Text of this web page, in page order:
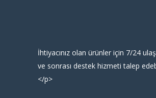
İhtiyacınız olan ürünler için 7/24
ve sonrası destek hizmeti talep
</p>